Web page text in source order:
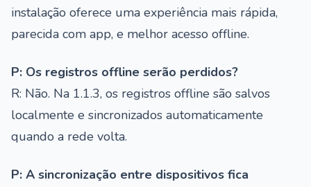
instalação oferece uma experiência mais rápida,
parecida com app, e melhor acesso offline.
P: Os registros offline serão perdidos?
R: Não. Na 1.1.3, os registros offline são salvos
localmente e sincronizados automaticamente
quando a rede volta.
P: A sincronização entre dispositivos fica